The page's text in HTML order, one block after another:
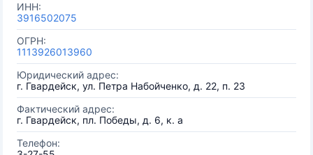
ИНН:
3916502075
ОГРН:
1113926013960
Юридический адрес:
г. Гвардейск, ул. Петра Набойченко, д. 22, п. 23
Фактический адрес:
г. Гвардейск, пл. Победы, д. 6, к. а
Телефон: